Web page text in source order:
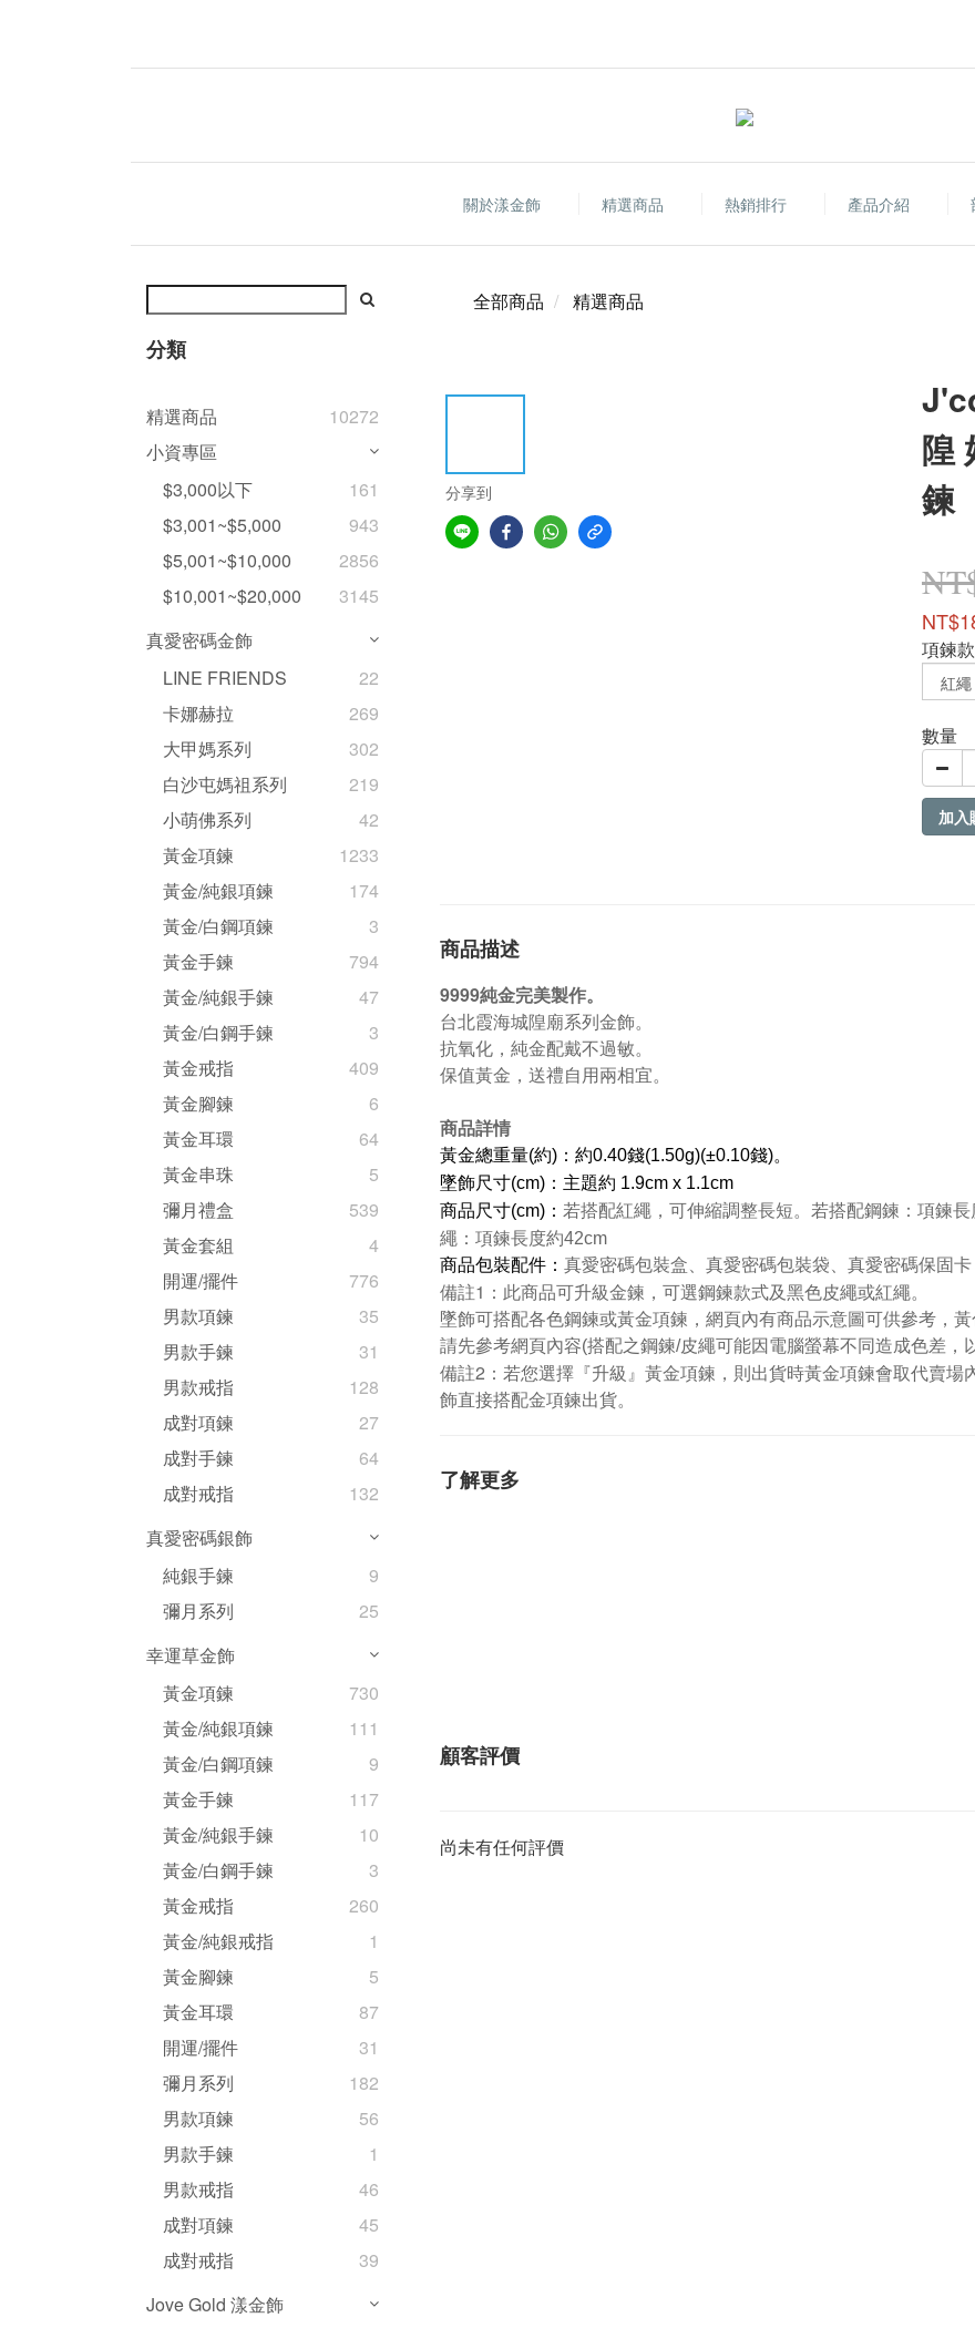
關於漾金飾 精選商品 熱銷排行 產品介紹
分類
精選商品
10272
小資專區
$3,000以下
161
$3,001~$5,000
943
$5,001~$10,000
2856
$10,001~$20,000
3145
真愛密碼金飾
LINE FRIENDS
22
卡娜赫拉
269
大甲媽系列
302
白沙屯媽祖系列
219
小萌佛系列
42
黃金項鍊
1233
黃金/純銀項鍊
174
黃金/白鋼項鍊
3
黃金手鍊
794
黃金/純銀手鍊
47
黃金/白鋼手鍊
3
黃金戒指
409
黃金腳鍊
6
黃金耳環
64
黃金串珠
5
彌月禮盒
539
黃金套組
4
開運/擺件
776
男款項鍊
35
男款手鍊
31
男款戒指
128
成對項鍊
27
成對手鍊
64
成對戒指
132
真愛密碼銀飾
純銀手鍊
9
彌月系列
25
幸運草金飾
黃金項鍊
730
黃金/純銀項鍊
111
黃金/白鋼項鍊
9
黃金手鍊
117
黃金/純銀手鍊
10
黃金/白鋼手鍊
3
黃金戒指
260
黃金/純銀戒指
1
黃金腳鍊
5
黃金耳環
87
開運/擺件
31
彌月系列
182
男款項鍊
56
男款手鍊
1
男款戒指
46
成對項鍊
45
成對戒指
39
Jove Gold 漾金飾
全部商品 精選商品
分享到
隍
鍊
項鍊
數量
加入
商品描述
9999純金完美製作。
台北霞海城隍廟系列金飾。
抗氧化，純金配戴不過敏。
保值黃金，送禮自用兩相宜。
商品詳情
黃金總重量(約)：約0.40錢(1.50g)(±0.10錢)。
墜飾尺寸(cm)：主題約 1.9cm x 1.1cm
商品尺寸(cm)： 若搭配紅繩，可伸縮調整長短。若搭配鋼鍊：項鍊
繩：項鍊長度約42cm
商品包裝配件： 真愛密碼包裝盒、真愛密碼包裝袋、真愛密碼保固卡
備註1： 此商品可升級金鍊，可選鋼鍊款式及黑色皮繩或紅繩。
墜飾可搭配各色鋼鍊或黃金項鍊，網頁內有商品示意圖可供參考，
請先參考網頁內容(搭配之鋼鍊/皮繩可能因電腦螢幕不同造成色差，
備註2：若您選擇『升級』黃金項鍊，則出貨時黃金項鍊會取代賣
飾直接搭配金項鍊出貨。
了解更多
顧客評價
尚未有任何評價